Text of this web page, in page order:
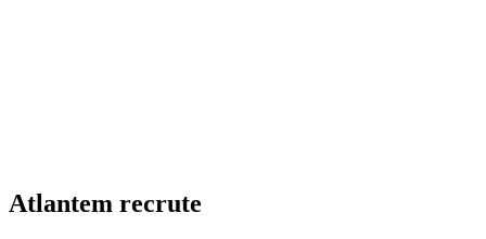
Atlantem recrute